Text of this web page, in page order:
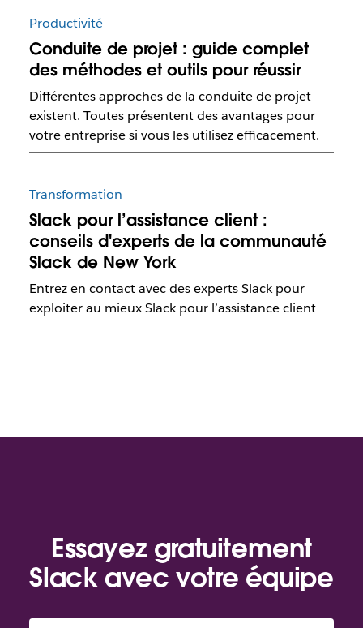
Productivité
Conduite de projet : guide complet
des méthodes et outils pour réussir
Différentes approches de la conduite de projet
existent. Toutes présentent des avantages pour
votre entreprise si vous les utilisez efficacement.
Transformation
Slack pour l’assistance client :
conseils d'experts de la communauté
Slack de New York
Entrez en contact avec des experts Slack pour
exploiter au mieux Slack pour l’assistance client
Essayez gratuitement
Slack avec votre équipe